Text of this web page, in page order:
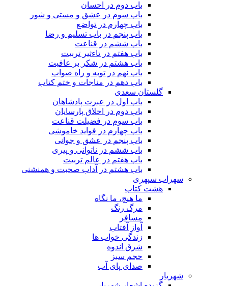
باب دوم در احسان
باب سوم در عشق و مستی و شور
باب چهارم در تواضع
باب پنجم در باب تسلیم و رضا
باب ششم در قناعت
باب هفتم در تاءثیر تربیت
باب هشتم در شکر بر عافیت
باب نهم در توبه و راه صواب
باب دهم در مناجات و ختم کتاب
گلستان سعدی
باب اول در عبرت پادشاهان
باب دوم در اخلاق پارسایان
باب سوم در فضیلت قناعت
باب چهارم در فواید خاموشى
باب پنجم در عشق و جوانى
باب ششم در ناتوانى و پیرى
باب هفتم در عالم تربیت
باب هشتم در آداب صحبت و همنشنى
سهراب سپهری
هشت کتاب
ما هیچ، ما نگاه
مرگ رنگ
مسافر
آواز آفتاب
زندگی خواب ها
شرق اندوه
حجم سبز
صدای پای آب
شهریار